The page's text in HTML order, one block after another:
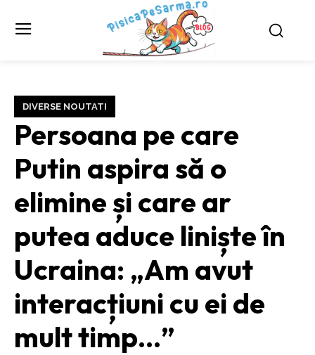
DIVERSE NOUTATI
Persoana pe care
Putin aspira să o
elimine și care ar
putea aduce liniște în
Ucraina: „Am avut
interacțiuni cu ei de
mult timp…”